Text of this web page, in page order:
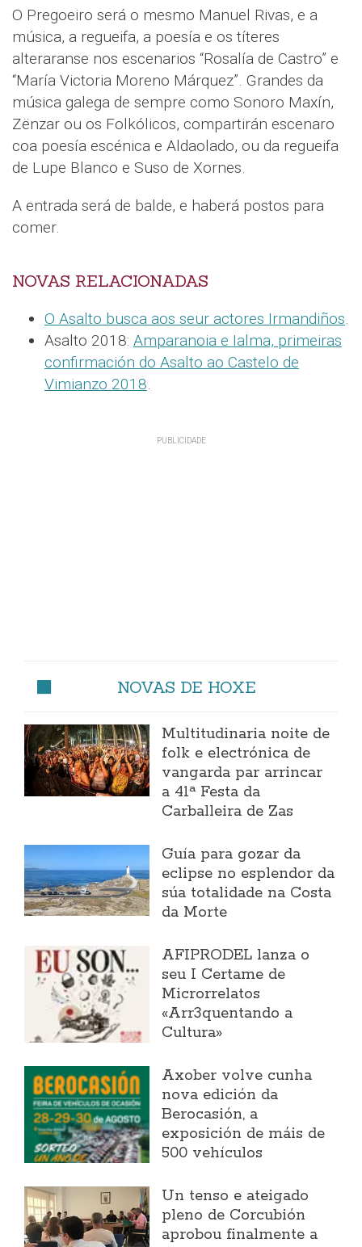
O Pregoeiro será o mesmo Manuel Rivas, e a
música, a regueifa, a poesía e os títeres
alteraranse nos escenarios “Rosalía de Castro” e
“María Victoria Moreno Márquez”. Grandes da
música galega de sempre como Sonoro Maxín,
Zënzar ou os Folkólicos, compartirán escenaro
coa poesía escénica e Aldaolado, ou da regueifa
de Lupe Blanco e Suso de Xornes.
A entrada será de balde, e haberá postos para
comer.
NOVAS RELACIONADAS
O Asalto busca aos seur actores Irmandiños.
Asalto 2018: Amparanoia e Ialma, primeiras
confirmación do Asalto ao Castelo de
Vimianzo 2018.
NOVAS DE HOXE
Multitudinaria noite de
folk e electrónica de
vangarda par arrincar
a 41ª Festa da
Carballeira de Zas
Guía para gozar da
eclipse no esplendor da
súa totalidade na Costa
da Morte
AFIPRODEL lanza o
seu I Certame de
Microrrelatos
«Arr3quentando a
Cultura»
Axober volve cunha
nova edición da
Berocasión, a
exposición de máis de
500 vehículos
Un tenso e ateigado
pleno de Corcubión
aprobou finalmente a